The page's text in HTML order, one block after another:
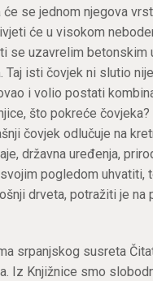
se jednom njegova
će u visokom
se uzavrelim betonskim
Taj isti čovjek ni slutio
i volio postati
što pokreće
čovjek odlučuje na
državna uređenja,
pogledom uhvatiti,
drveta, potražiti je na
srpanjskog susreta
Iz Knjižnice smo